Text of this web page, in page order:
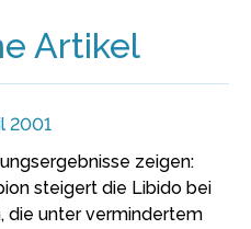
Artikel
2001
zeigen:
steigert die Libido bei
die unter vermindertem